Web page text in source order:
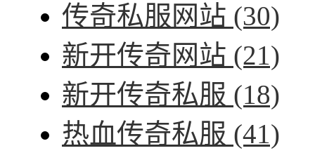
传奇私服网站 (30)
新开传奇网站 (21)
新开传奇私服 (18)
热血传奇私服 (41)